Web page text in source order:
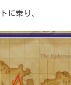
に乗り、